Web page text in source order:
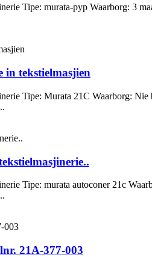
Tipe: murata-pyp Waarborg: 3
in tekstielmasjien
Tipe: Murata 21C Waarborg:
Tipe: murata autoconer 21c
21A-377-003